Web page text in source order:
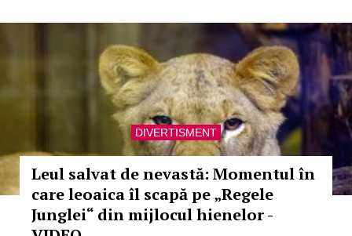
DIVERTISMENT
Leul salvat de nevastă: Momentul în
care leoaica îl scapă pe „Regele
Junglei“ din mijlocul hienelor -